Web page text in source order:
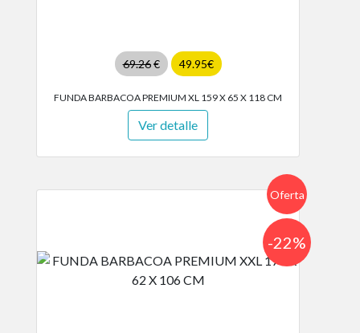
69.26€ 49.95€
FUNDA BARBACOA PREMIUM XL 159 X 65 X 118 CM
Ver detalle
Oferta
-22%